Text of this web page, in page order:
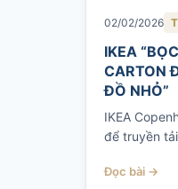
02/02/2026
IKEA
CARTON
ĐỒ NHỎ”
IKEA
để truyền
Đọc bài →